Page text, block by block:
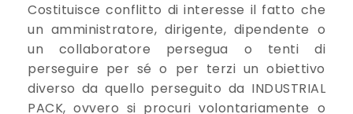
Costituisce conflitto di interesse il fatto che
un amministratore, dirigente, dipendente o
un collaboratore persegua o tenti di
perseguire per sé o per terzi un obiettivo
diverso da quello perseguito da INDUSTRIAL
PACK, ovvero si procuri volontariamente o